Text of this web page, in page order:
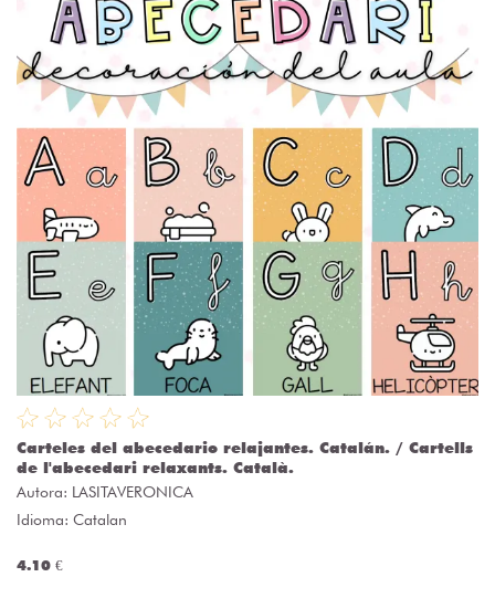
Carteles del abecedario relajantes. Catalán. / Cartells
de l'abecedari relaxants. Català.
Autora: LASITAVERONICA
Idioma: Catalan
4.10 €